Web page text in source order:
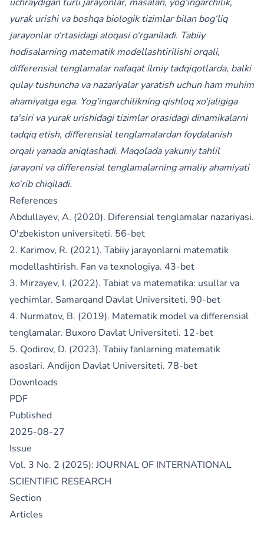
yurak urishi va boshqa biologik tizimlar bilan bog‘liq
jarayonlar o‘rtasidagi aloqasi o‘rganiladi. Tabiiy
hodisalarning matematik modellashtirilishi orqali,
differensial tenglamalar nafaqat ilmiy tadqiqotlarda, balki
qulay tushuncha va nazariyalar yaratish uchun ham muhim
ahamiyatga ega. Yog‘ingarchilikning qishloq xo‘jaligiga
ta'siri va yurak urishidagi tizimlar orasidagi dinamikalarni
tadqiq etish, differensial tenglamalardan foydalanish
orqali yanada aniqlashadi. Maqolada yakuniy tahlil
jarayoni va differensial tenglamalarning amaliy ahamiyati
ko‘rib chiqiladi.
References
Abdullayev, A. (2020). Diferensial tenglamalar nazariyasi.
O'zbekiston universiteti. 56-bet
2. Karimov, R. (2021). Tabiiy jarayonlarni matematik
modellashtirish. Fan va texnologiya. 43-bet
3. Mirzayev, I. (2022). Tabiat va matematika: usullar va
yechimlar. Samarqand Davlat Universiteti. 90-bet
4. Nurmatov, B. (2019). Matematik model va differensial
tenglamalar. Buxoro Davlat Universiteti. 12-bet
5. Qodirov, D. (2023). Tabiiy fanlarning matematik
asoslari. Andijon Davlat Universiteti. 78-bet
Downloads
PDF
Published
2025-08-27
Issue
Vol. 3 No. 2 (2025): JOURNAL OF INTERNATIONAL
SCIENTIFIC RESEARCH
Section
Articles